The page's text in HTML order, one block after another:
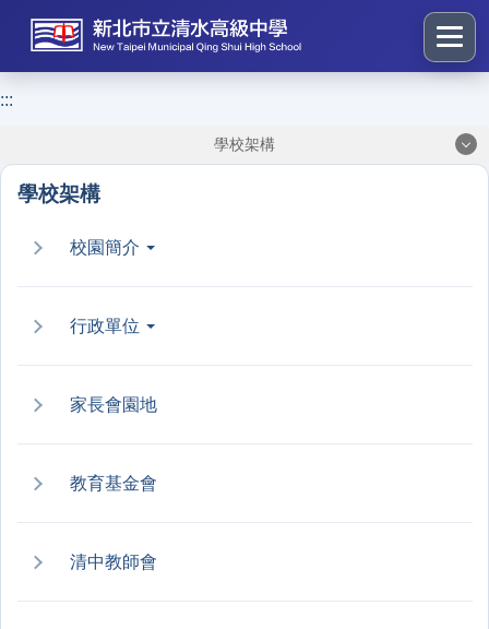
到
塊
:::
學校架構
學校架構
校園簡介
行政單位
家長會園地
教育基金會
清中教師會